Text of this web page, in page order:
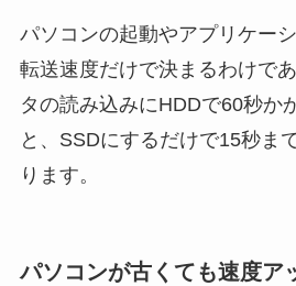
パソコンの起動やアプリケー
転送速度だけで決まるわけで
タの読み込みにHDDで60秒か
と、SSDにするだけで15秒ま
ります。
パソコンが古くても速度ア